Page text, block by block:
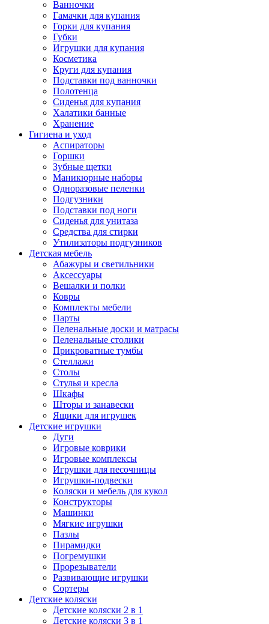
Ванночки
Гамачки для купания
Горки для купания
Губки
Игрушки для купания
Косметика
Круги для купания
Подставки под ванночки
Полотенца
Сиденья для купания
Халатики банные
Хранение
Гигиена и уход
Аспираторы
Горшки
Зубные щетки
Маникюрные наборы
Одноразовые пеленки
Подгузники
Подставки под ноги
Сиденья для унитаза
Средства для стирки
Утилизаторы подгузников
Детская мебель
Абажуры и светильники
Аксессуары
Вешалки и полки
Ковры
Комплекты мебели
Парты
Пеленальные доски и матрасы
Пеленальные столики
Прикроватные тумбы
Стеллажи
Столы
Стулья и кресла
Шкафы
Шторы и занавески
Ящики для игрушек
Детские игрушки
Дуги
Игровые коврики
Игровые комплексы
Игрушки для песочницы
Игрушки-подвески
Коляски и мебель для кукол
Конструкторы
Машинки
Мягкие игрушки
Пазлы
Пирамидки
Погремушки
Прорезыватели
Развивающие игрушки
Сортеры
Детские коляски
Детские коляски 2 в 1
Детские коляски 3 в 1